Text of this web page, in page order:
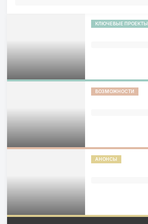
КЛЮЧЕВЫЕ ПРОЕКТЫ
ВОЗМОЖНОСТИ
АНОНСЫ